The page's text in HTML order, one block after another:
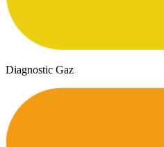
Diagnostic Gaz